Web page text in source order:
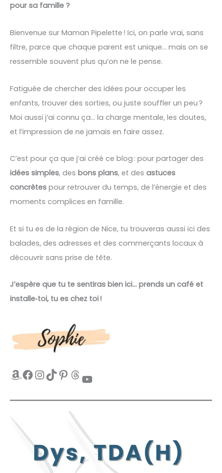
pour sa famille ?
Bienvenue sur Maman Pipelette ! Ici, on parle vrai, sans
filtre, parce que chaque parent est unique… mais on se
ressemble souvent plus qu’on ne le pense.
Fatiguée de chercher des idées pour occuper les
enfants, trouver des sorties, ou juste souffler un peu ?
Moi aussi j’ai connu ça… la charge mentale, les doutes,
et l’impression de ne jamais en faire assez.
C’est pour ça que j’ai créé ce blog : pour partager des
idées simples, des bons plans, et des astuces
concrètes pour retrouver du temps, de l’énergie et des
moments complices en famille.
Et si tu es de la région de Nice, tu trouveras aussi ici des
balades, des adresses et des commerçants locaux à
découvrir sans prise de tête.
J’espère que tu te sentiras bien ici… prends un café et
installe‑toi, tu es chez toi !
Amazon Facebook InstagramTikTok Pinterest Threads YouTube